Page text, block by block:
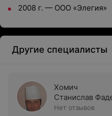
2008 г. — ООО «Элегия»
Другие специалисты
Хомич
Станислав
Нет отзывов